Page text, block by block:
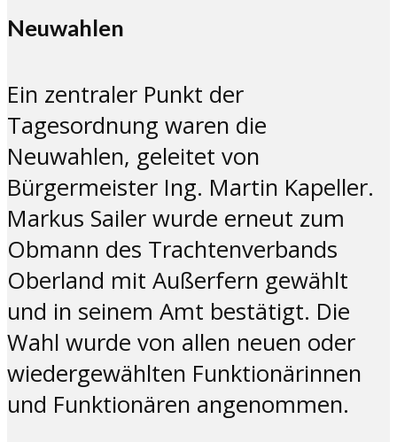
Neuwahlen
Ein zentraler Punkt der
Tagesordnung waren die
Neuwahlen, geleitet von
Bürgermeister Ing. Martin Kapeller.
Markus Sailer wurde erneut zum
Obmann des Trachtenverbands
Oberland mit Außerfern gewählt
und in seinem Amt bestätigt. Die
Wahl wurde von allen neuen oder
wiedergewählten Funktionärinnen
und Funktionären angenommen.